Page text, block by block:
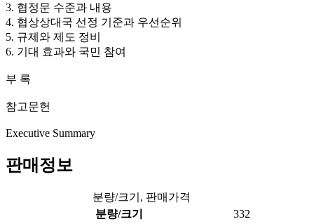
3. 협정문 수준과 내용
4. 협상상대국 선정 기준과 우선순위
5. 규제와 제도 정비
6. 기대 효과와 국민 참여
부 록
참고문헌
Executive Summary
판매정보
분량/크기, 판매가격
분량/크기
332